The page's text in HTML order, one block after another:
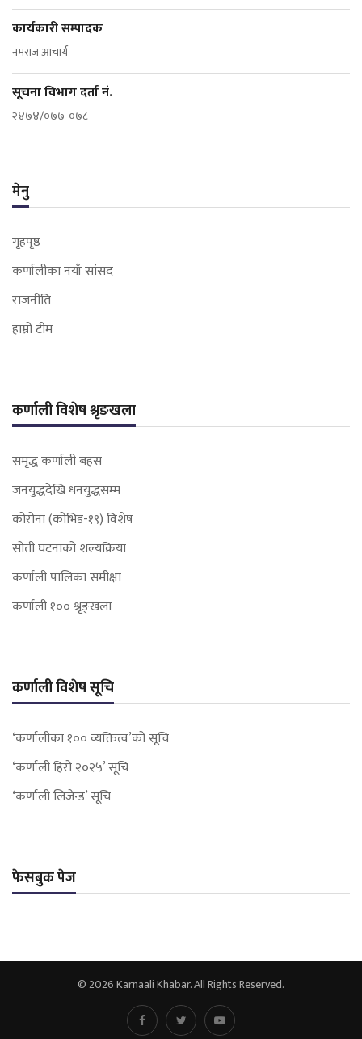
कार्यकारी सम्पादक
नमराज आचार्य
सूचना विभाग दर्ता नं.
२४७४/०७७-०७८
मेनु
गृहपृष्ठ
कर्णालीका नयाँ सांसद
राजनीति
हाम्रो टीम
कर्णाली विशेष श्रृङखला
समृद्ध कर्णाली बहस
जनयुद्धदेखि धनयुद्धसम्म
कोरोना (कोभिड-१९) विशेष
सोती घटनाको शल्यक्रिया
कर्णाली पालिका समीक्षा
कर्णाली १०० श्रृङ्खला
कर्णाली विशेष सूचि
‘कर्णालीका १०० व्यक्तित्व’को सूचि
‘कर्णाली हिरो २०२५’ सूचि
‘कर्णाली लिजेन्ड’ सूचि
फेसबुक पेज
© 2026 Karnaali Khabar. All Rights Reserved.